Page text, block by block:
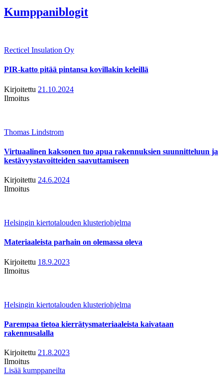
Kumppaniblogit
Recticel Insulation Oy
PIR-katto pitää pintansa kovillakin keleillä
Kirjoitettu 21.10.2024
Ilmoitus
Thomas Lindstrom
Virtuaalinen kaksonen tuo apua rakennuksien suunnitteluun ja
kestävyystavoitteiden saavuttamiseen
Kirjoitettu 24.6.2024
Ilmoitus
Helsingin kiertotalouden klusteriohjelma
Materiaaleista parhain on olemassa oleva
Kirjoitettu 18.9.2023
Ilmoitus
Helsingin kiertotalouden klusteriohjelma
Parempaa tietoa kierrätysmateriaaleista kaivataan
rakennusalalla
Kirjoitettu 21.8.2023
Ilmoitus
Lisää kumppaneilta